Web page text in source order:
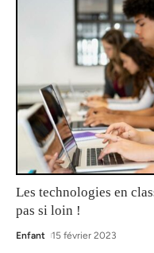
Les technologies en
pas si loin !
Enfant 15 février 2023